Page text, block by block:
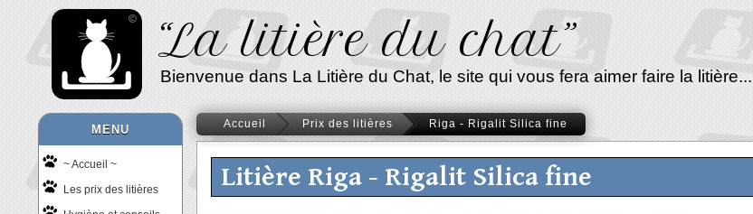
“La litière du chat”
Bienvenue dans La Litière du Chat, le site qui vous fera aimer faire la litière...
MENU
~ Accueil ~
Les prix des litières
Accueil Prix des litières Riga - Rigalit Silica fine
Litière Riga - Rigalit Silica fine